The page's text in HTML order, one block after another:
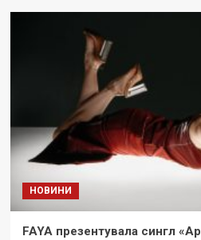
НОВИНИ
FAYA презентувала сингл